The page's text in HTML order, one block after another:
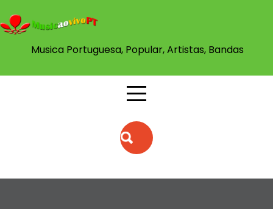
to
content
Musica Portuguesa, Popular, Artistas, Bandas